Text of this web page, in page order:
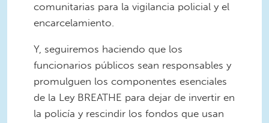
comunitarias para la vigilancia policial y el
encarcelamiento.
Y, seguiremos haciendo que los
funcionarios públicos sean responsables y
promulguen los componentes esenciales
de la Ley BREATHE para dejar de invertir en
la policía y rescindir los fondos que usan